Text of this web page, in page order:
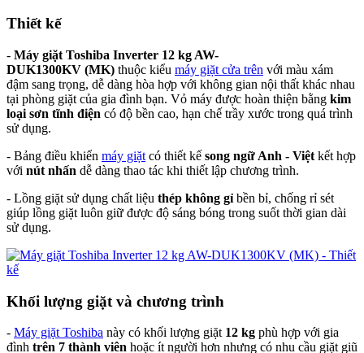
Thiết kế
- Máy giặt Toshiba Inverter 12 kg AW-
DUK1300KV (MK) thuộc kiểu máy giặt cửa trên với màu xám
đậm sang trọng, dễ dàng hòa hợp với không gian nội thất khác nhau
tại phòng giặt của gia đình bạn. Vỏ máy được hoàn thiện bằng kim
loại sơn tĩnh điện có độ bền cao, hạn chế trầy xước trong quá trình
sử dụng.
- Bảng điều khiển máy giặt có thiết kế song ngữ Anh - Việt kết hợp
với nút nhấn dễ dàng thao tác khi thiết lập chương trình.
- Lồng giặt sử dụng chất liệu thép không gỉ bền bỉ, chống rỉ sét
giúp lồng giặt luôn giữ được độ sáng bóng trong suốt thời gian dài
sử dụng.
Khối lượng giặt và chương trình
- Máy giặt Toshiba này có khối lượng giặt 12 kg phù hợp với gia
đình trên 7 thành viên hoặc ít người hơn nhưng có nhu cầu giặt giũ